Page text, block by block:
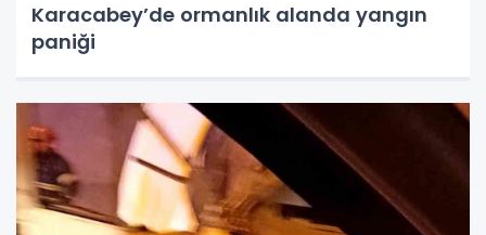
Karacabey’de ormanlık alanda yangın
paniği